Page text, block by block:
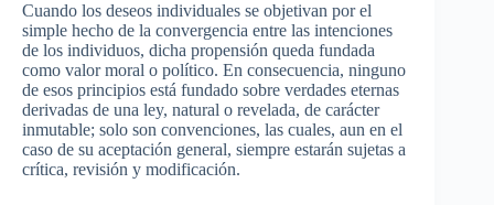
Cuando los deseos individuales se objetivan porel
simple hecho de la convergencia entre las intenciones
de los individuos, dicha propensión queda fundada
como valor moral o político. En consecuencia, ninguno
de esos principios está fundado sobre verdades eternas
derivadas de una ley, natural o revelada, de carácter
inmutable; solo son convenciones, las cuales, aun en el
caso de su aceptación general, siempre estarán sujetas a
crítica, revisión y modificación.